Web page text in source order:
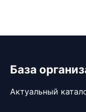
База
Актуальный